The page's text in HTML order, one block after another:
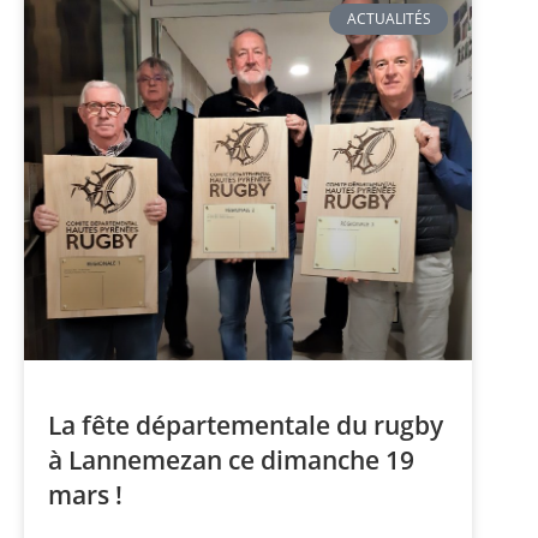
ACTUALITÉS
La fête départementale du rugby
à Lannemezan ce dimanche 19
mars !